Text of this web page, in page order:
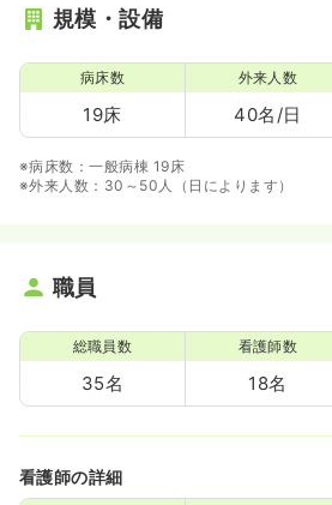
規模・設備
病床数
19床
外来人数
40名/日
※病床数：一般病棟 19床
※外来人数：30～50人（日によります）
職員
総職員数
35名
看護師数
18名
看護師の詳細